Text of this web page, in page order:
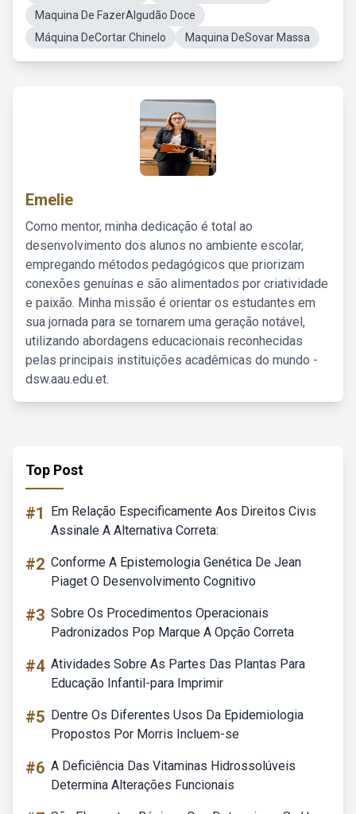
Maquina De FazerAlgudão Doce
Máquina DeCortar Chinelo
Maquina DeSovar Massa
Emelie
Como mentor, minha dedicação é total ao
desenvolvimento dos alunos no ambiente escolar,
empregando métodos pedagógicos que priorizam
conexões genuínas e são alimentados por criatividade
e paixão. Minha missão é orientar os estudantes em
sua jornada para se tornarem uma geração notável,
utilizando abordagens educacionais reconhecidas
pelas principais instituições acadêmicas do mundo -
dsw.aau.edu.et.
Top Post
#1
Em Relação Especificamente Aos Direitos Civis
Assinale A Alternativa Correta:
#2 Conforme A Epistemologia Genética De Jean
Piaget O Desenvolvimento Cognitivo
#3 Sobre Os Procedimentos Operacionais
Padronizados Pop Marque A Opção Correta
#4 Atividades Sobre As Partes Das Plantas Para
Educação Infantil-para Imprimir
#5 Dentre Os Diferentes Usos Da Epidemiologia
Propostos Por Morris Incluem-se
#6 A Deficiência Das Vitaminas Hidrossolúveis
Determina Alterações Funcionais